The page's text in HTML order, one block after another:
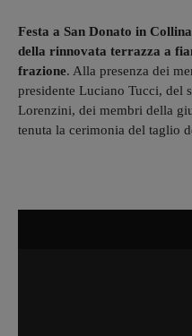
Festa a San Donato in
della rinnovata terrazza a
frazione. Alla presenza dei
presidente Luciano Tucci, del
Lorenzini, dei membri della
tenuta la cerimonia del taglio